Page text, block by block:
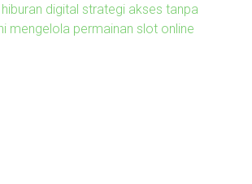
digital strategi akses tanpa
mengelola permainan slot online